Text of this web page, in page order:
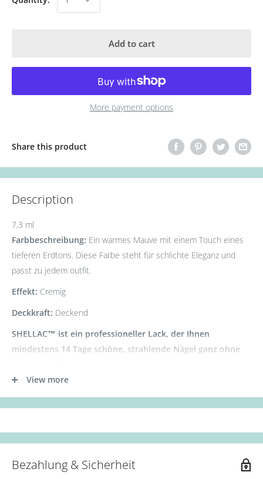
Add to cart
More payment options
Share this product
Description
7,3 ml
Farbbeschreibung: Ein warmes Mauve mit einem Touch eines
tieferen Erdtons. Diese Farbe steht für schlichte Eleganz und
passt zu jedem outfit.
Effekt: Cremig
Deckkraft: Deckend
SHELLAC™ ist ein professioneller Lack, der Ihnen
mindestens 14 Tage schöne, strahlende Nägel ganz ohne
Ganz einzigartig hält SHELLAC™ den Glanz in bis zu 14+ Tagen
Minuten durch den Einsatz vom entsprechenden schonenden
Naturnägeln, die weder dünn noch sonst beschädigt werden,
View more
Bezahlung & Sicherheit